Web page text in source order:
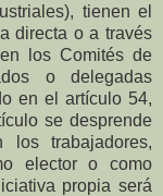
tienen el
directa o a través
los Comités de
o delegadas
en el artículo 54,
se desprende
trabajadores,
elector o como
propia será